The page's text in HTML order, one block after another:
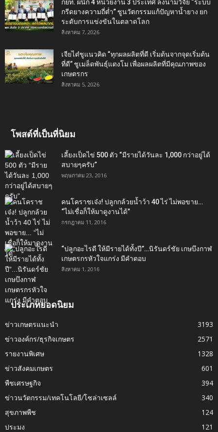
กยท. ผนึก 4 หน่วยงาน 3 ประเทศ ลงนามวิจัย “ระบบ
กรีดยางความถี่ต่ำ” ชูนวัตกรรมแก้ปัญหาน้ำยาง ยก
ระดับการแข่งขันในตลาดโลก
สิงหาคม 7, 2026
เจียไต๋ชูแนวคิด “ทุกผลผลิตที่ดี เริ่มต้นจากจุดเริ่มต้น
ที่ดี” ชูเมล็ดพันธุ์แตงโม เพื่อผลผลิตที่มีคุณภาพของ
เกษตรกร
สิงหาคม 5, 2026
โพสต์ที่เป็นที่นิยม
เลี้ยงเป็ดไข่ 500 ตัว “มีรายได้วันละ 1,000 กว่าอยู่ได้
สบายๆครับ”
พฤษภาคม 23, 2016
คนโคราชเจ๋ง! ปลูกกล้วยน้ำว้า 40 ไร่ ไม่พอขาย…
“ไม่เชื่อก็ให้มาดูงานได้”‬
กรกฎาคม 11, 2016
“ปลูกอะไรดี ให้มีรายได้ทั้งปี”…นิรันดร์ชัย เกษบึงกาฬ
เกษตรกรหัวใจแกร่ง มีคำตอบ
สิงหาคม 1, 2016
ประเภทยอดนิยม
ข่าวเกษตรแนะนำ
3193
ข่าวองค์กร/ธุรกิจเกษตร
2571
รายงานพิเศษ
1328
ข่าวสังคมเกษตร
601
พืชเศรษฐกิจ
394
ข่าวนวัตกรรม/เทคโนโลยี/โซล่าเซลล์
340
สุขภาพพืช
124
ประมง
121